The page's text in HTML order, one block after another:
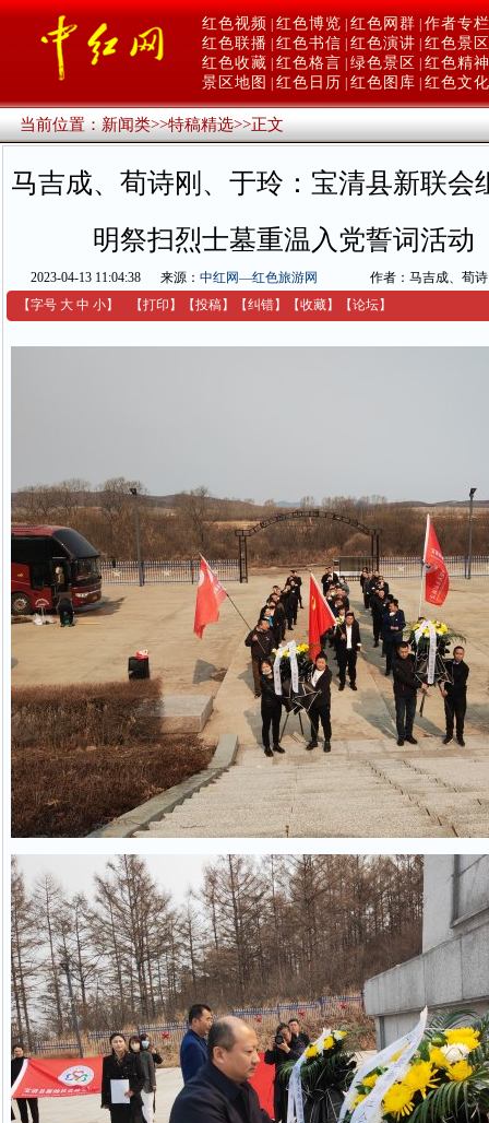
红色视频 红色博览 红色网群 作者专栏
红色联播 红色书信 红色演讲 红色景区
红色收藏 红色格言 绿色景区
红色精神
景区地图
红色日历 红色图库 红色文化
当前位置：新闻类>>特稿精选>>正文
马吉成、荀诗刚、于玲：宝清县新联会
明祭扫烈士墓重温入党誓词活动
2023-04-13 11:04:38 来源： 中红网—红色旅游网
作者：马吉成、荀
【字号 大 中 小】 【打印 】 【投稿】 【纠错】 【收藏】 【论坛】